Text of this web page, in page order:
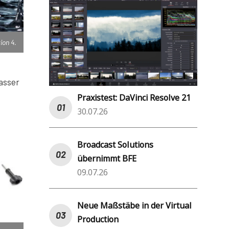
4.
Praxistest: DaVinci Resolve 21
30.07.26
Broadcast Solutions
übernimmt BFE
09.07.26
Neue Maßstäbe in der Virtual
Production